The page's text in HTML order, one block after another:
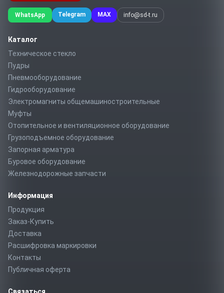
WhatsApp Telegram MAX info@sd-t.ru
Каталог
Техническое стекло
Пудры
Пневмооборудование
Гидрооборудование
Электромагниты общемашиностроительные
Муфты
Отопительное и вентиляционное оборудование
Грузоподъемное оборудование
Запорная арматура
Буровое оборудование
Железнодорожные запчасти
Информация
Продукция
Заказ-Купить
Доставка
Расшифровка маркировки
Контакты
Публичная оферта
Связаться